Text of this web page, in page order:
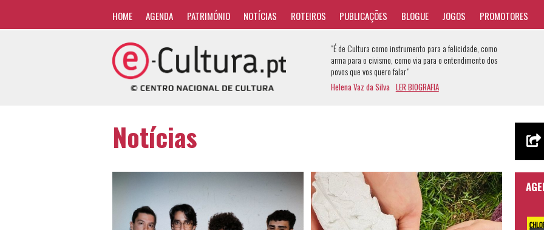
HOME AGENDA PATRIMÓNIO NOTÍCIAS ROTEIROS PUBLICAÇÕES BLOGUE JOGOS PROMOTORES
"É de Cultura como instrumento para a felicidade, como
arma para o civismo, como via para o entendimento dos
povos que vos quero falar"
Helena Vaz da Silva LER BIOGRAFIA
Notícias